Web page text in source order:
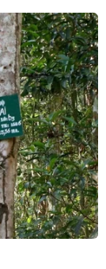
triển khai
Minh, Tập
đã ký kết
văn phòng